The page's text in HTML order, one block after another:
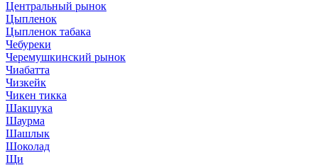
Центральный рынок
Цыпленок
Цыпленок табака
Чебуреки
Черемушкинский рынок
Чиабатта
Чизкейк
Чикен тикка
Шакшука
Шаурма
Шашлык
Шоколад
Щи